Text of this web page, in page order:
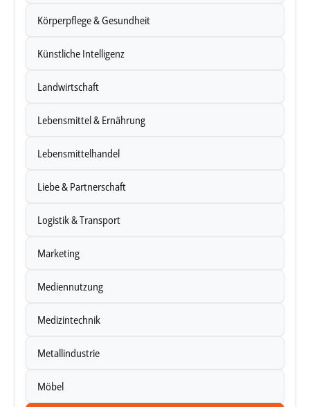
Körperpflege & Gesundheit
Künstliche Intelligenz
Landwirtschaft
Lebensmittel & Ernährung
Lebensmittelhandel
Liebe & Partnerschaft
Logistik & Transport
Marketing
Mediennutzung
Medizintechnik
Metallindustrie
Möbel